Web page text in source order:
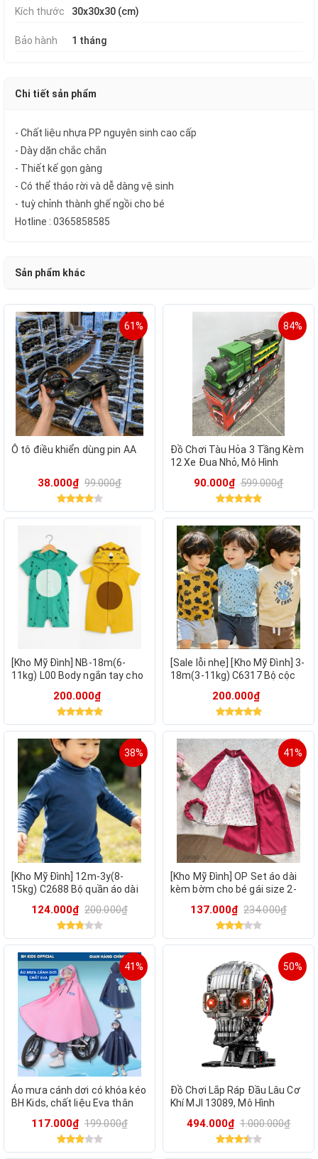
Kích thước 30x30x30 (cm)
Bảo hành 1 tháng
Chi tiết sản phẩm
- Chất liệu nhựa PP nguyên sinh cao cấp
- Dày dặn chắc chắn
- Thiết kế gọn gàng
- Có thể tháo rời và dễ dàng vệ sinh
- tuỳ chỉnh thành ghế ngồi cho bé
Hotline : 0365858585
Sản phẩm khác
61%
Ô tô điều khiển dùng pin AA
38.000₫ 99.000₫
84%
Đồ Chơi Tàu Hỏa 3 Tầng Kèm
12 Xe Đua Nhỏ, Mô Hình
90.000₫ 599.000₫
[Kho Mỹ Đình] NB-18m(6-
11kg) L00 Body ngắn tay cho
200.000₫
[Sale lỗi nhẹ] [Kho Mỹ Đình] 3-
18m(3-11kg) C6317 Bộ cộc
200.000₫
38%
[Kho Mỹ Đình] 12m-3y(8-
15kg) C2688 Bộ quần áo dài
thu đông
124.000₫ 200.000₫
41%
[Kho Mỹ Đình] OP Set áo dài
kèm bờm cho bé gái size 2-
137.000₫ 234.000₫
41%
Áo mưa cánh dơi có khóa kéo
BH Kids, chất liệu Eva thân
mặt, chống mưa
117.000₫ 199.000₫
50%
Đồ Chơi Lắp Ráp Đầu Lâu Cơ
Khí MJI 13089, Mô Hình
Tiết494.000₫ 1.000.000₫